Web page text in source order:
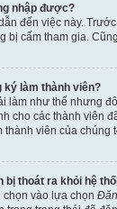
nhập được?
đến việc này.
bị cấm tham gia.
ký làm thành viên?
làm như thế nhưng
cho các thành viên
viên của chúng
thoát ra khỏi hệ
chọn vào lựa chọn